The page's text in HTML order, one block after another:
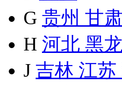
G 贵州 甘肃
H 河北 黑
J 吉林 江苏